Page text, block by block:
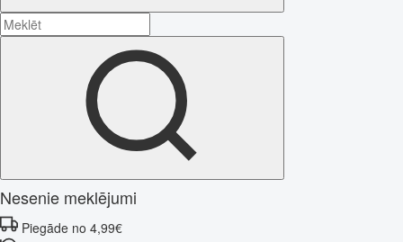
Nesenie meklējumi
Piegāde no 4,99€